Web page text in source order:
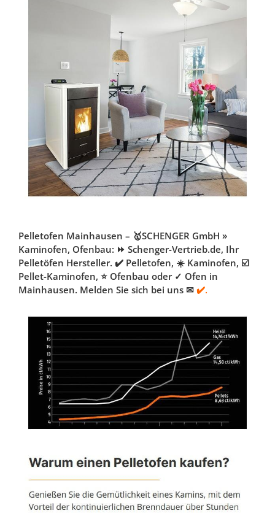
Pelletofen Mainhausen – 🥇SCHENGER GmbH »
Kaminofen, Ofenbau: ⏩ Schenger-Vertrieb.de, Ihr
Pelletöfen Hersteller. ✔️ Pelletofen, ☀️ Kaminofen, ☑️
Pellet-Kaminofen, ⭐ Ofenbau oder ✓ Ofen in
Mainhausen. Melden Sie sich bei uns ✉ ✔️.